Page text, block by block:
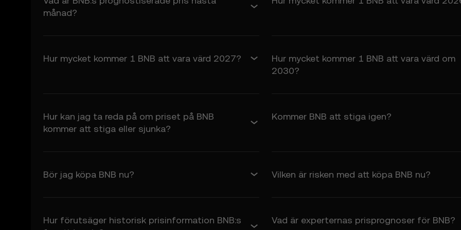
månad?
Hur mycket kommer 1 BNB att vara värd 2027?
Hur mycket kommer 1 BNB att vara värd om
2030?
Hur kan jag ta reda på om priset på BNB
kommer att stiga eller sjunka?
Kommer BNB att stiga igen?
Bör jag köpa BNB nu? Vilken är risken med att köpa BNB nu?
Hur förutsäger historisk prisinformation BNB:s
Vad är experternas prisprognoser för BNB?
6. Riskupplysning
6.1 Kryptotillgångar medför hög risk och kan resultera i betydande förluster, inklusive total
7. Ansvarsbegränsning
7.1 I den utsträckning det är tillåtet enligt lag är OKX och dess dotterbolag inte ansvariga
• Din användning av prisförutsägelsefunktionerna.